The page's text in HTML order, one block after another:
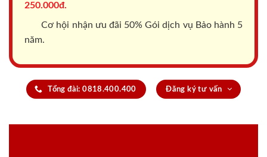
250.000đ.
Cơ hội nhận ưu đãi 50% Gói dịch vụ Bảo hành 5
năm.
Tổng đài: 0818.400.400 Đăng ký tư vấn